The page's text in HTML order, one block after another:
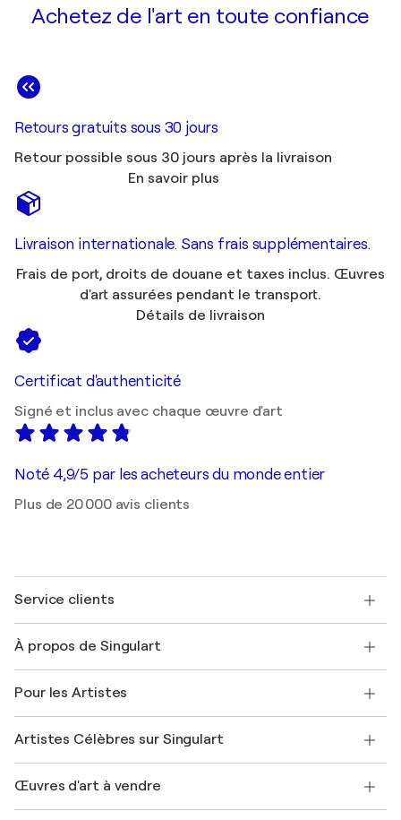
Achetez de l'art en toute confiance
Retours gratuits sous 30 jours
Retour possible sous 30 jours après la livraison
En savoir plus
Livraison internationale. Sans frais supplémentaires.
Frais de port, droits de douane et taxes inclus. Œuvres
d'art assurées pendant le transport.
Détails de livraison
Certificat d'authenticité
Signé et inclus avec chaque œuvre d'art
Noté 4,9/5 par les acheteurs du monde entier
Plus de 20 000 avis clients
Service clients
Expédition
Offrir une carte cadeau
Rejoignez notre programme commercial
Mon compte
+33 1 76 44 06 42
À propos de Singulart
FAQ
Magazine Singulart
Emplois
Découvrez une sélection d'art original
Pour les Artistes
Se connecter en tant qu'Artiste
Artistes Célèbres sur Singulart
Marc Chagall
Œuvres d'art à vendre